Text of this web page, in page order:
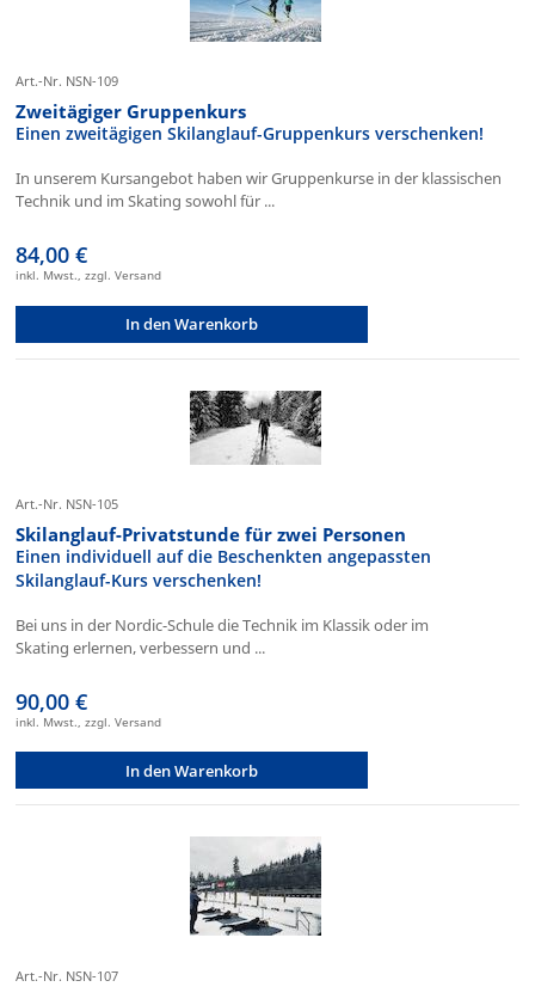
Art.-Nr. NSN-109
Zweitägiger Gruppenkurs
Einen zweitägigen Skilanglauf-Gruppenkurs verschenken!
In unserem Kursangebot haben wir Gruppenkurse in der klassischen
Technik und im Skating sowohl für ...
84,00 €
inkl. Mwst., zzgl. Versand
In den Warenkorb
Art.-Nr. NSN-105
Skilanglauf-Privatstunde für zwei Personen
Einen individuell auf die Beschenkten angepassten
Skilanglauf-Kurs verschenken!
Bei uns in der Nordic-Schule die Technik im Klassik oder im
Skating erlernen, verbessern und ...
90,00 €
inkl. Mwst., zzgl. Versand
In den Warenkorb
Art.-Nr. NSN-107